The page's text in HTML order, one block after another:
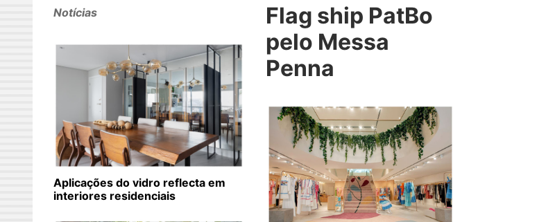
Flag ship PatBo
pelo Messa
Penna
Notícias
Aplicações do vidro reflecta em
interiores residenciais